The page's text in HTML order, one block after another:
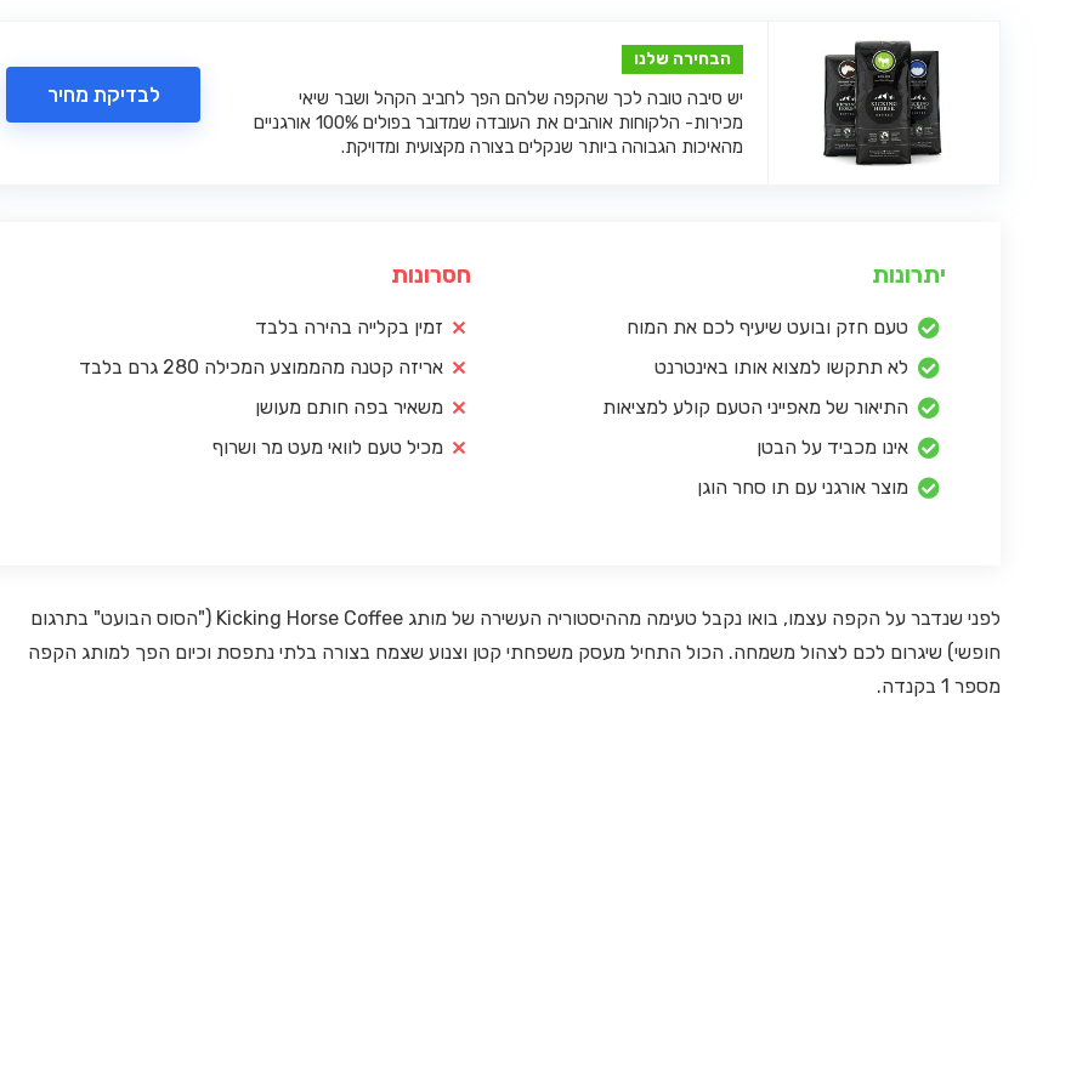
הבחירה שלנו
יש סיבה טובה לכך שהקפה שלהם הפך לחביב הקהל ושבר שיאי
מכירות- הלקוחות אוהבים את העובדה שמדובר בפולים 100% אורגניים
מהאיכות הגבוהה ביותר שנקלים בצורה מקצועית ומדויקת.
לבדיקת מחיר
יתרונות
טעם חזק ובועט שיעיף לכם את המוח
לא תתקשו למצוא אותו באינטרנט
התיאור של מאפייני הטעם קולע למציאות
אינו מכביד על הבטן
מוצר אורגני עם תו סחר הוגן
חסרונות
זמין בקלייה בהירה בלבד
אריזה קטנה מהממוצע המכילה 280 גרם בלבד
משאיר בפה חותם מעושן
מכיל טעם לוואי מעט מר ושרוף
לפני שנדבר על הקפה עצמו, בואו נקבל טעימה מההיסטוריה העשירה של מותג Kicking Horse Coffee ("הסוס הבועט" בתרגום
חופשי) שיגרום לכם לצהול משמחה. הכול התחיל מעסק משפחתי קטן וצנוע שצמח בצורה בלתי נתפסת וכיום הפך למותג הקפה
מספר 1 בקנדה.